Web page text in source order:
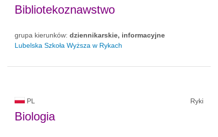
Bibliotekoznawstwo
grupa kierunków: dziennikarskie, informacyjne
Lubelska Szkoła Wyższa w Rykach
PL Ryki
Biologia